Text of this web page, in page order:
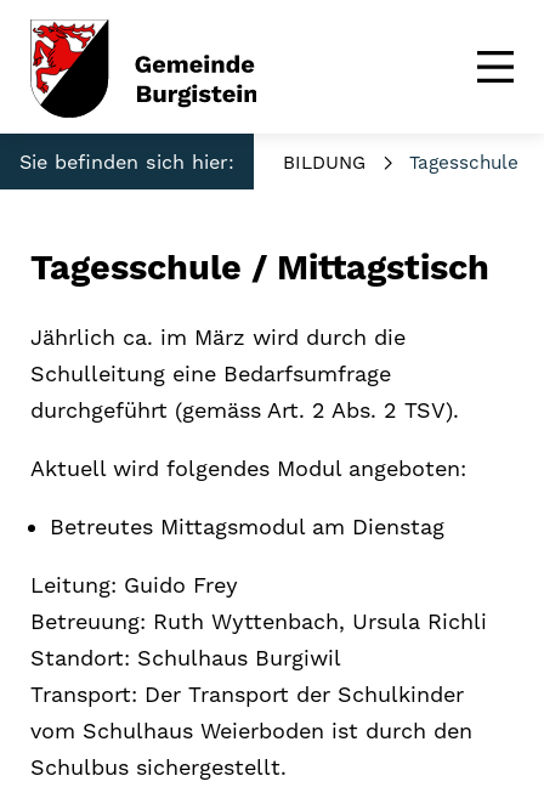
Sie befinden sich hier: BILDUNG Tagesschule
Tagesschule / Mittagstisch
Jährlich ca. im März wird durch die
Schulleitung eine Bedarfsumfrage
durchgeführt (gemäss Art. 2 Abs. 2 TSV).
Aktuell wird folgendes Modul angeboten:
Betreutes Mittagsmodul am Dienstag
Leitung: Guido Frey
Betreuung: Ruth Wyttenbach, Ursula Richli
Standort: Schulhaus Burgiwil
Transport: Der Transport der Schulkinder
vom Schulhaus Weierboden ist durch den
Schulbus sichergestellt.